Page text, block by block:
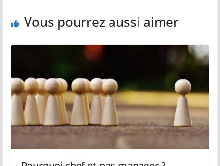
Découvrez
la check-
list du
Vous pourrez aussi aimer